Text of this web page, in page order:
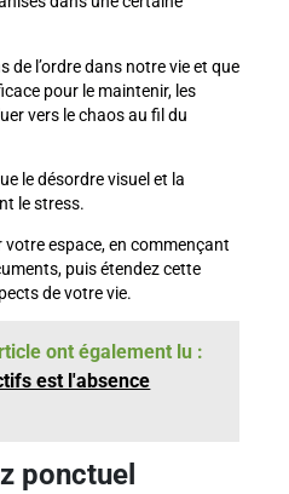
de l’ordre dans notre vie et que
pour le maintenir, les
vers le chaos au fil du
le désordre visuel et la
le stress.
votre espace, en commençant
puis étendez cette
de votre vie.
ont également lu :
est l'absence
ponctuel